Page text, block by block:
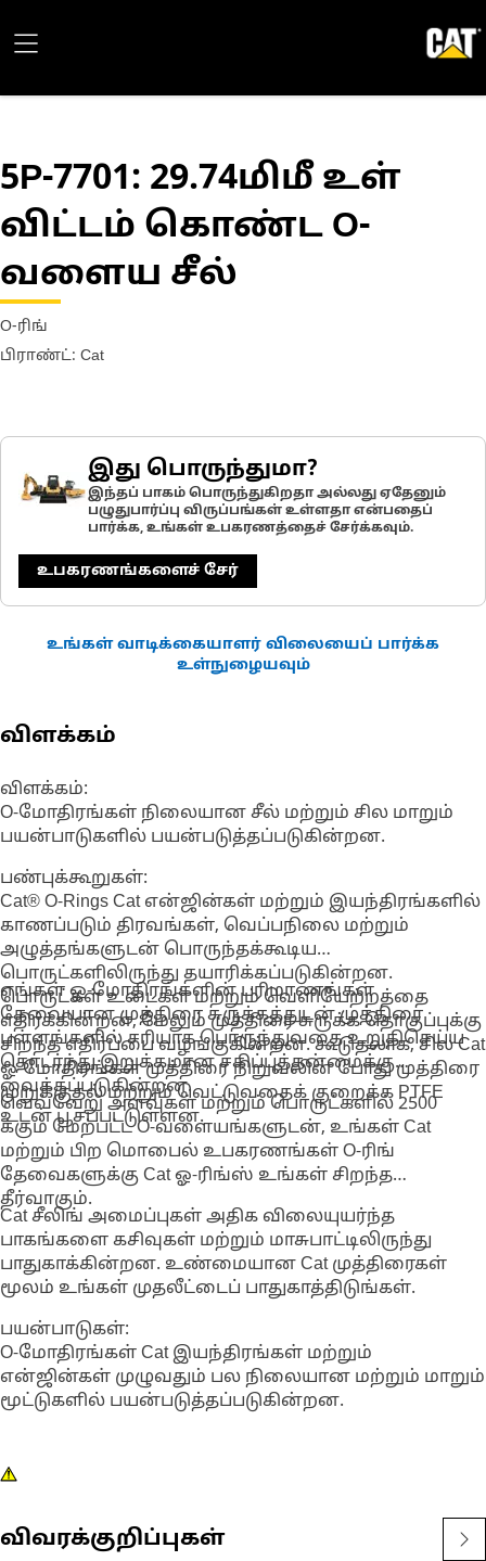
5P-7701: 29.74மிமீ உள்
விட்டம் கொண்ட O-
வளைய சீல்
O-ரிங்
பிராண்ட்: Cat
இது பொருந்துமா?
இந்தப் பாகம் பொருந்துகிறதா அல்லது ஏதேனும்
பழுதுபார்ப்பு விருப்பங்கள் உள்ளதா என்பதைப்
பார்க்க, உங்கள் உபகரணத்தைச் சேர்க்கவும்.
உபகரணங்களைச் சேர்
உங்கள் வாடிக்கையாளர் விலையைப் பார்க்க
உள்நுழையவும்
விளக்கம்
விளக்கம்:
O-மோதிரங்கள் நிலையான சீல் மற்றும் சில மாறும்
பயன்பாடுகளில் பயன்படுத்தப்படுகின்றன.
பண்புக்கூறுகள்:
Cat® O-Rings Cat என்ஜின்கள் மற்றும் இயந்திரங்களில்
காணப்படும் திரவங்கள், வெப்பநிலை மற்றும்
அழுத்தங்களுடன் பொருந்தக்கூடிய
பொருட்களிலிருந்து தயாரிக்கப்படுகின்றன.
பொருட்கள் உடைகள் மற்றும் வெளியேற்றத்தை
எதிர்க்கின்றன, மேலும் முத்திரை சுருக்க தொகுப்புக்கு
சிறந்த எதிர்ப்பை வழங்குகின்றன. கூடுதலாக, சில Cat
ஓ-மோதிரங்கள் முத்திரை நிறுவலின் போது முத்திரை
முறுக்குதல் மற்றும் வெட்டுவதைக் குறைக்க PTFE
உடன் பூசப்பட்டுள்ளன.
எங்கள் ஓ-மோதிரங்களின் பரிமாணங்கள்
தேவையான முத்திரை சுருக்கத்துடன் முத்திரை
பள்ளங்களில் சரியாக பொருந்துவதை உறுதிசெய்ய
தொடர்ந்து இறுக்கமான சகிப்புத்தன்மைக்கு
வைக்கப்படுகின்றன.
வெவ்வேறு அளவுகள் மற்றும் பொருட்களில் 2500
க்கும் மேற்பட்ட O-வளையங்களுடன், உங்கள் Cat
மற்றும் பிற மொபைல் உபகரணங்கள் O-ரிங்
தேவைகளுக்கு Cat ஓ-ரிங்ஸ் உங்கள் சிறந்த
தீர்வாகும்.
Cat சீலிங் அமைப்புகள் அதிக விலையுயர்ந்த
பாகங்களை கசிவுகள் மற்றும் மாசுபாட்டிலிருந்து
பாதுகாக்கின்றன. உண்மையான Cat முத்திரைகள்
மூலம் உங்கள் முதலீட்டைப் பாதுகாத்திடுங்கள்.
பயன்பாடுகள்:
O-மோதிரங்கள் Cat இயந்திரங்கள் மற்றும்
என்ஜின்கள் முழுவதும் பல நிலையான மற்றும் மாறும்
மூட்டுகளில் பயன்படுத்தப்படுகின்றன.
விவரக்குறிப்புகள்